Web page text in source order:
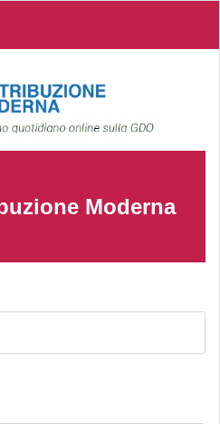
Moderna